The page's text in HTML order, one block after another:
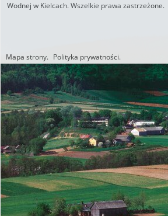
Wodnej w Kielcach. Wszelkie prawa zastrzeżone.
Mapa strony. Polityka prywatności.
Utworzono przez W.S.ds.IT